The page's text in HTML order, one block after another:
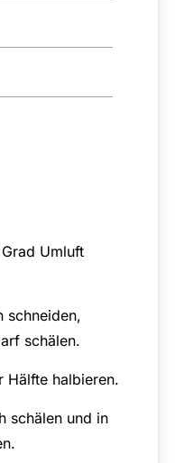
Umluft
schneiden,
schälen.
Hälfte halbieren.
schälen und in